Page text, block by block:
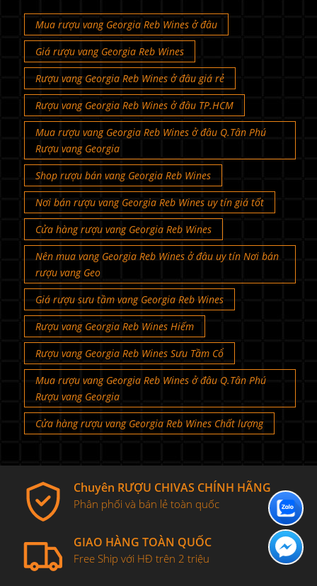
Mua rượu vang Georgia Reb Wines ở đâu
Giá rượu vang Georgia Reb Wines
Rượu vang Georgia Reb Wines ở đâu giá rẻ
Rượu vang Georgia Reb Wines ở đâu TP.HCM
Mua rượu vang Georgia Reb Wines ở đâu Q.Tân Phú
Rượu vang Georgia
Shop rượu bán vang Georgia Reb Wines
Nơi bán rượu vang Georgia Reb Wines uy tín giá tốt
Cửa hàng rượu vang Georgia Reb Wines
Nên mua vang Georgia Reb Wines ở đâu uy tín Nơi bán
rượu vang Geo
Giá rượu sưu tầm vang Georgia Reb Wines
Rượu vang Georgia Reb Wines Hiếm
Rượu vang Georgia Reb Wines Sưu Tầm Cổ
Mua rượu vang Georgia Reb Wines ở đâu Q.Tân Phú
Rượu vang Georgia
Cửa hàng rượu vang Georgia Reb Wines Chất lượng
Chuyên RƯỢU CHIVAS CHÍNH HÃNG
Phân phối và bán lẻ toàn quốc
GIAO HÀNG TOÀN QUỐC
Free Ship với HĐ trên 2 triệu